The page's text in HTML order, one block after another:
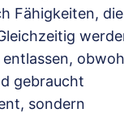
Fähigkeiten, die
gebraucht
sondern